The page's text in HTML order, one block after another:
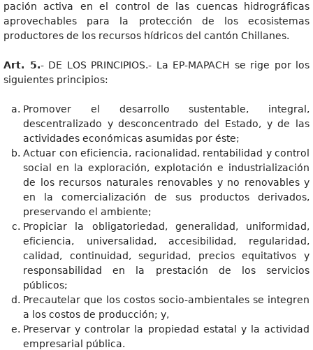
pación activa en el control de las cuencas hidrográficas
aprovechables para la protección de los ecosistemas
productores de los recursos hídricos del cantón Chillanes.
Art. 5.- DE LOS PRINCIPIOS.- La EP-MAPACH se rige por los
siguientes principios:
Promover el desarrollo sustentable, integral,
descentralizado y desconcentrado del Estado, y de las
actividades económicas asumidas por éste;
Actuar con eficiencia, racionalidad, rentabilidad y control
social en la exploración, explotación e industrialización
de los recursos naturales renovables y no renovables y
en la comercialización de sus productos derivados,
preservando el ambiente;
Propiciar la obligatoriedad, generalidad, uniformidad,
eficiencia, universalidad, accesibilidad, regularidad,
calidad, continuidad, seguridad, precios equitativos y
responsabilidad en la prestación de los servicios
públicos;
Precautelar que los costos socio-ambientales se integren
a los costos de producción; y,
Preservar y controlar la propiedad estatal y la actividad
empresarial pública.